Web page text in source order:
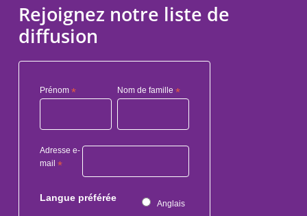
Rejoignez notre liste de
diffusion
Prénom * Nom de famille*
Adresse e-
mail *
Langue préférée
Anglais